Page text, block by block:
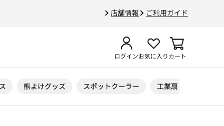
店舗情報 ご利用ガイド
ログインお気に入りカート
熊よけグッズ スポットクーラー 工業扇